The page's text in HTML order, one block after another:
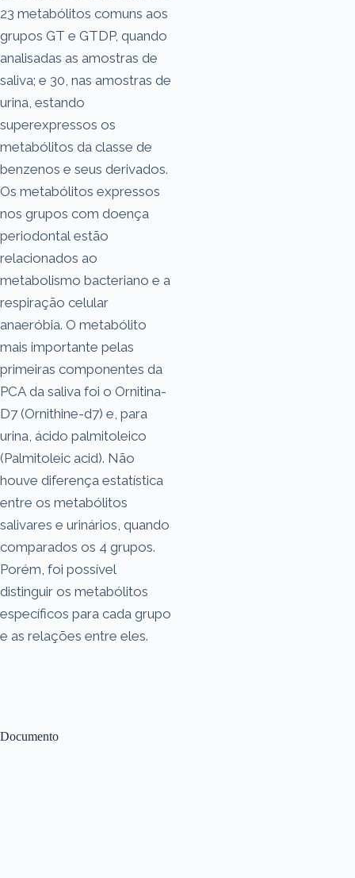
Documento
23 metabólitos comuns aos
grupos GT e GTDP, quando
analisadas as amostras de
saliva; e 30, nas amostras de
urina, estando
superexpressos os
metabólitos da classe de
benzenos e seus derivados.
Os metabólitos expressos
nos grupos com doença
periodontal estão
relacionados ao
metabolismo bacteriano e a
respiração celular
anaeróbia. O metabólito
mais importante pelas
primeiras componentes da
PCA da saliva foi o Ornitina-
D7 (Ornithine-d7) e, para
urina, ácido palmitoleico
(Palmitoleic acid). Não
houve diferença estatística
entre os metabólitos
salivares e urinários, quando
comparados os 4 grupos.
Porém, foi possível
distinguir os metabólitos
específicos para cada grupo
e as relações entre eles.